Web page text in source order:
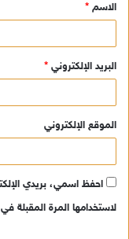
*
الاسم *
البريد الإلكتروني *
الموقع الإلكتروني
احفظ اسمي، بريدي
لاستخدامها المرة المقبلة